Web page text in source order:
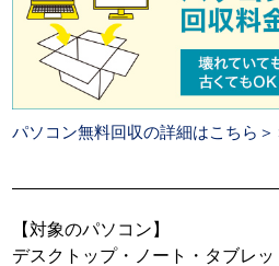
パソコン無料回収の詳細はこちら＞
【対象のパソコン】
デスクトップ・ノート・タブレ